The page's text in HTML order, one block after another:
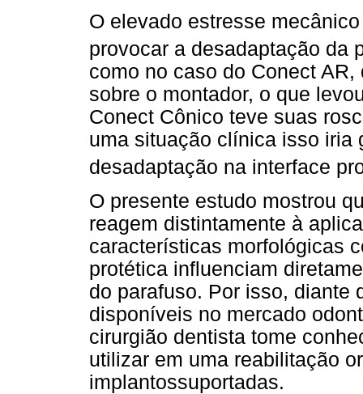
O elevado estresse
provocar a desadaptação da
como no caso do Conect
sobre o montador, o que
Conect Cônico teve suas
uma situação clínica isso iria
desadaptação na interface
O presente estudo mostrou
reagem distintamente à
características morfológicas
protética influenciam
do parafuso. Por isso, diante
disponíveis no mercado
cirurgião dentista tome
utilizar em uma reabilitação
implantossuportadas.